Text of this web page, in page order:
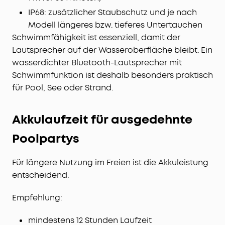
IP68: zusätzlicher Staubschutz und je nach
Modell längeres bzw. tieferes Untertauchen
Schwimmfähigkeit ist essenziell, damit der
Lautsprecher auf der Wasseroberfläche bleibt. Ein
wasserdichter Bluetooth-Lautsprecher mit
Schwimmfunktion ist deshalb besonders praktisch
für Pool, See oder Strand.
Akkulaufzeit für ausgedehnte
Poolpartys
Für längere Nutzung im Freien ist die Akkuleistung
entscheidend.
Empfehlung:
mindestens 12 Stunden Laufzeit